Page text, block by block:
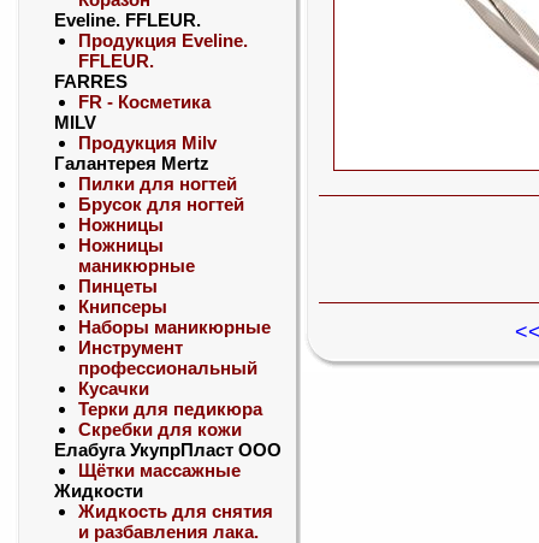
Eveline. FFLEUR.
Продукция Eveline.
FFLEUR.
FARRES
FR - Косметика
MILV
Продукция Milv
Галантерея Mertz
Пилки для ногтей
Брусок для ногтей
Ножницы
Ножницы
маникюрные
Пинцеты
Книпсеры
Наборы маникюрные
Инструмент
профессиональный
Кусачки
Терки для педикюра
Скребки для кожи
Елабуга УкупрПласт ООО
Щётки массажные
Жидкости
Жидкость для снятия
и разбавления лака.